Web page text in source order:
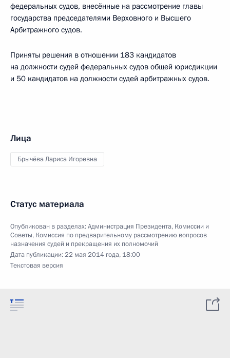
федеральных судов, внесённые на рассмотрение главы
государства председателями Верховного и Высшего
Арбитражного судов.
Приняты решения в отношении 183 кандидатов
на должности судей федеральных судов общей юрисдикции
и 50 кандидатов на должности судей арбитражных судов.
Лица
Брычёва Лариса Игоревна
Статус материала
Опубликован в разделах:Администрация Президента, Комиссии и
Советы, Комиссия по предварительному рассмотрению вопросов
назначения судей и прекращения их полномочий
Дата публикации:22 мая 2014 года, 18:00
Текстовая версия